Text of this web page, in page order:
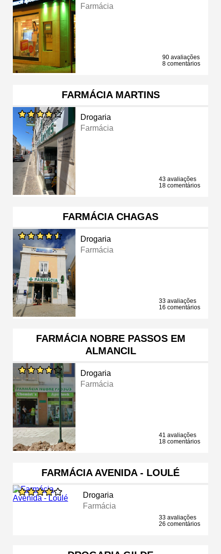
Farmácia
90 avaliações
8 comentários
FARMÁCIA MARTINS
Drogaria
Farmácia
43 avaliações
18 comentários
FARMÁCIA CHAGAS
Drogaria
Farmácia
33 avaliações
16 comentários
FARMÁCIA NOBRE PASSOS EM
ALMANCIL
Drogaria
Farmácia
41 avaliações
18 comentários
FARMÁCIA AVENIDA - LOULÉ
Drogaria
Farmácia
33 avaliações
26 comentários